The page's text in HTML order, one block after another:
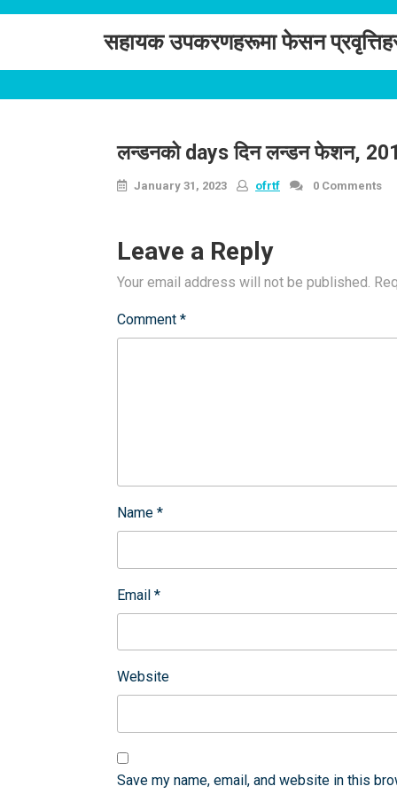
सहायक उपकरणहरूमा फेसन
लन्डनको days दिन लन्डन फेशन,
January 31, 2023 ofrtf 0 Comments
Leave a Reply
Your email address will not be published.
Comment *
Name *
Email *
Website
Save my name, email, and website in this